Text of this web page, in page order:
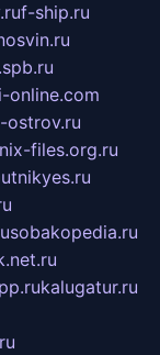
f-ship.ru
online.com
ostrov.ru
nix-files.org.ru
sobakopedia.ru
kalugatur.ru